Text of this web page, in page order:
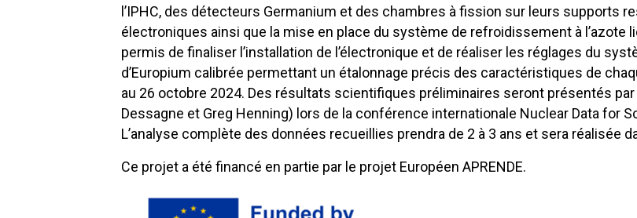
l’IPHC, des détecteurs Germanium et des chambres à fission sur leurs supports
électroniques ainsi que la mise en place du système de refroidissement à l’azote
permis de finaliser l’installation de l’électronique et de réaliser les réglages du
d’Europium calibrée permettant un étalonnage précis des caractéristiques de
au 26 octobre 2024. Des résultats scientifiques préliminaires seront présentés par
Dessagne et Greg Henning) lors de la conférence internationale Nuclear Data for
L’analyse complète des données recueillies prendra de 2 à 3 ans et sera réalisée
Ce projet a été financé en partie par le projet Européen APRENDE.